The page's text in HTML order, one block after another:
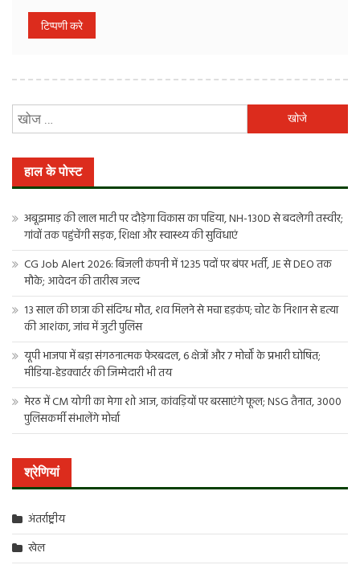
को
हाल के पोस्ट
अबूझमाड़ की लाल माटी पर दौड़ेगा विकास का पहिया, NH-130D से बदलेगी तस्वीर;
गांवों तक पहुंचेंगी सड़क, शिक्षा और स्वास्थ्य की सुविधाएं
CG Job Alert 2026: बिजली कंपनी में 1235 पदों पर बंपर भर्ती, JE से DEO तक
मौके; आवेदन की तारीख जल्द
13 साल की छात्रा की संदिग्ध मौत, शव मिलने से मचा हड़कंप; चोट के निशान से हत्या
की आशंका, जांच में जुटी पुलिस
यूपी भाजपा में बड़ा संगठनात्मक फेरबदल, 6 क्षेत्रों और 7 मोर्चों के प्रभारी घोषित;
मीडिया-हेडक्वार्टर की जिम्मेदारी भी तय
मेरठ में CM योगी का मेगा शो आज, कांवड़ियों पर बरसाएंगे फूल; NSG तैनात, 3000
पुलिसकर्मी संभालेंगे मोर्चा
श्रेणियां
अंतर्राष्ट्रीय
खेल